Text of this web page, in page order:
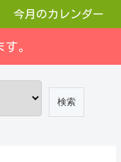
今月のカレンダー
。